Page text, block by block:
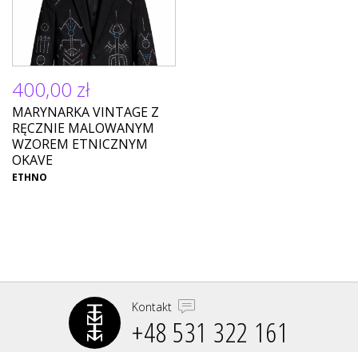
400,00 zł
MARYNARKA VINTAGE Z
RĘCZNIE MALOWANYM
WZOREM ETNICZNYM
OKAVE
ETHNO
Kontakt
+48 531 322 161‬